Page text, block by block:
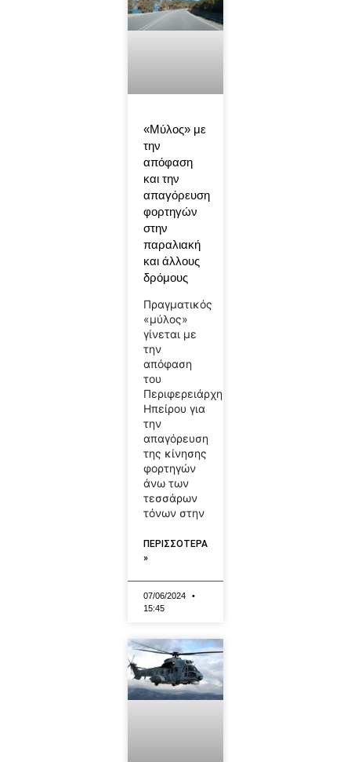
«Μύλος» με
την
απόφαση
και την
απαγόρευση
φορτηγών
στην
παραλιακή
και άλλους
δρόμους
Πραγματικός
«μύλος»
γίνεται με
την
απόφαση
του
Περιφερειάρχη
Ηπείρου για
την
απαγόρευση
της κίνησης
φορτηγών
άνω των
τεσσάρων
τόνων στην
ΠΕΡΙΣΣΟΤΕΡΑ
»
07/06/2024
15:45